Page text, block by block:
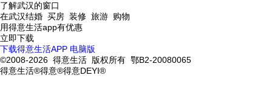
了解武汉的窗口
在武汉结婚 买房 装修 旅游 购物
用得意生活app有优惠
立即下载
下载得意生活APP 电脑版
©2008-2026 得意生活 版权所有 鄂B2-20080065
得意生活®得意®得意DEYI®